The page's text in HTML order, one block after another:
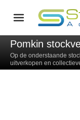
Pomkin
Op de onderstaande
uitverkopen en